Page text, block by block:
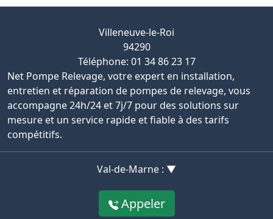
Villeneuve-le-Roi
94290
Téléphone: 01 34 86 23 17
Net Pompe Relevage, votre expert en installation,
entretien et réparation de pompes de relevage, vous
accompagne 24h/24 et 7j/7 pour des solutions sur
mesure et un service rapide et fiable à des tarifs
compétitifs.
Val-de-Marne : ▼
Appeler